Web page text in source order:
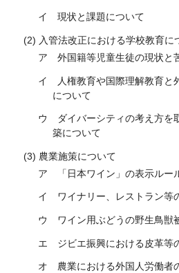
イ 現状と課題について
(2) 入管法改正における学校教育に
ア 外国籍等児童生徒の現状と
イ 人権教育や国際理解教育と
について
ウ ダイバーシティの考え方を
築について
(3) 農業施策について
ア 「日本ワイン」の表示ルー
イ ワイナリー、レストラン等
ウ ワイン用ぶどうの野生鳥獣
エ ジビエ振興における皮革等
オ 農業における外国人労働者